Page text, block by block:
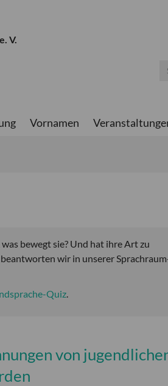
V.
Vornamen
bewegt sie? Und hat ihre Art zu
wir in unserer
Quiz.
von